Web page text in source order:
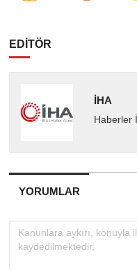
EDİTÖR
İHA
Haberler
YORUMLAR